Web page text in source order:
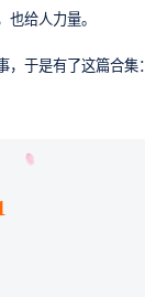
给人力量。
，于是有了这篇合集